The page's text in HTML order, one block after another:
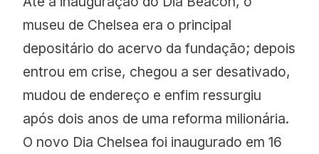
museu de Chelsea era o principal
depositário do acervo da fundação; depois
entrou em crise, chegou a ser desativado,
mudou de endereço e enfim ressurgiu
após dois anos de uma reforma milionária.
O novo Dia Chelsea foi inaugurado em 16